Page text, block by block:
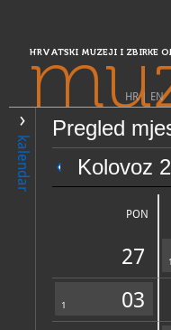
HRVATSKI MUZEJI I ZBIRKE
HR| EN
kalendar
Pregled
Kolovoz
PON
27 1
1 03
PRETRAŽIVANJE
Središnja
Muzej